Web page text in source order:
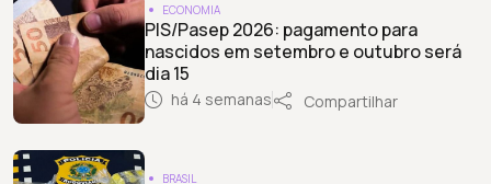
ECONOMIA
PIS/Pasep 2026: pagamento para
nascidos em setembro e outubro será
dia 15
há 4 semanas Compartilhar
BRASIL